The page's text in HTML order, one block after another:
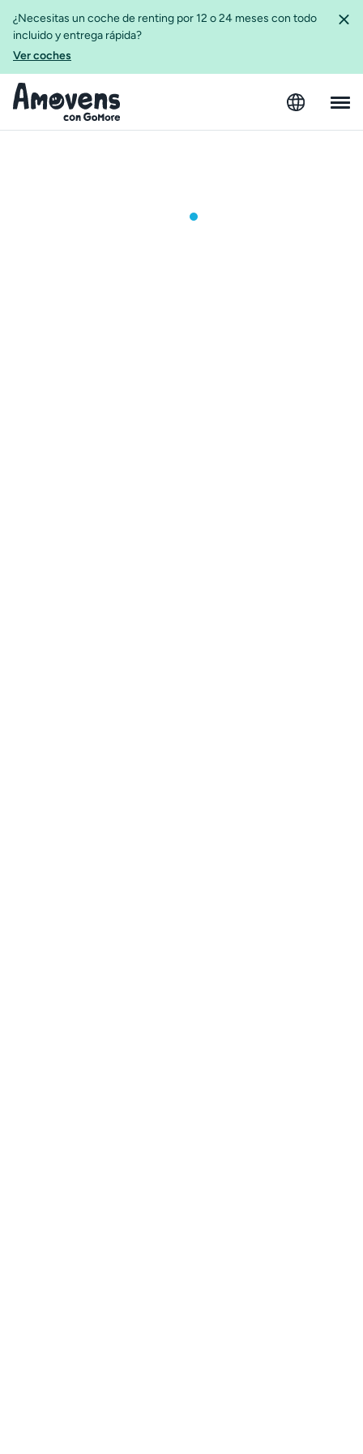
¿Necesitas un coche de renting por 12 o 24 meses con todo
incluido y entrega rápida?
Ver coches